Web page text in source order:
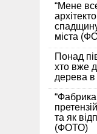
“Мене
міста
Понад
хто вже
дерева в
та як
(ФОТО)